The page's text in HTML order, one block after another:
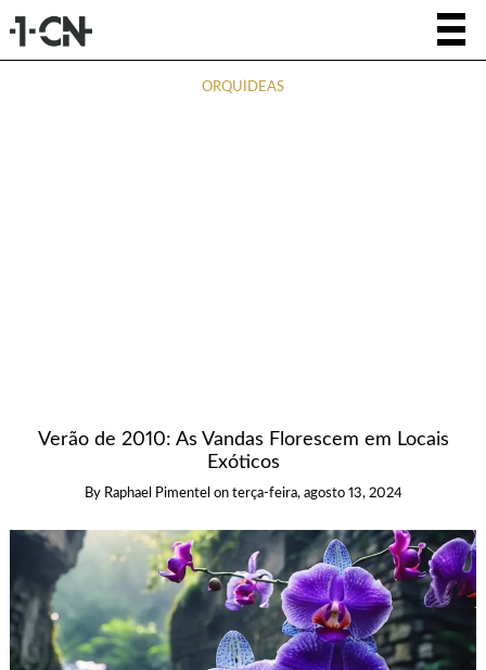
ORQUÍDEAS
Verão de 2010: As Vandas Florescem em Locais
Exóticos
By Raphael Pimentel on terça-feira, agosto 13, 2024